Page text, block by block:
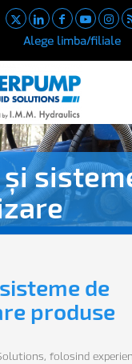
Alege limba/filiale
de
produse
folosind